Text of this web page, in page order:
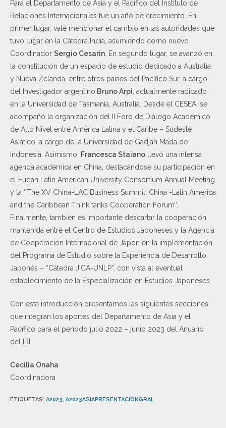
Para el Departamento de Asia y el Pacífico del Instituto de
Relaciones Internacionales fue un año de crecimiento. En
primer lugar, vale mencionar el cambio en las autoridades que
tuvo lugar en la Cátedra India, asumiendo como nuevo
Coordinador Sergio Cesarin . En segundo lugar, se avanzó en
la constitución de un espacio de estudio dedicado a Australia
y Nueva Zelanda, entre otros países del Pacífico Sur, a cargo
del Investigador argentino Bruno Arpi , actualmente radicado
en la Universidad de Tasmania, Australia. Desde el CESEA, se
acompañó la organización del II Foro de Diálogo Académico
de Alto Nivel entre América Latina y el Caribe – Sudeste
Asiático, a cargo de la Universidad de Gadjah Mada de
Indonesia. Asimismo,
Francesca Staiano llevó una intensa
agenda académica en China, destacándose su participación en
el Fudan Latin American University Consortium Annual Meeting
y la ‘‘The XV China-LAC Business Summit: China -Latin America
and the Caribbean Think tanks Cooperation Forum’’.
Finalmente, también es importante descartar la cooperación
mantenida entre el Centro de Estudios Japoneses y la Agencia
de Cooperación Internacional de Japón en la implementación
del Programa de Estudio sobre la Experiencia de Desarrollo
Japonés – “Cátedra JICA-UNLP”, con vista al eventual
establecimiento de la Especialización en Estudios Japoneses.
Con esta introducción presentamos las siguientes secciones
que integran los aportes del Departamento de Asia y el
Pacífico para el periodo julio 2022 – junio 2023 del Anuario
del IRI.
Cecilia Onaha
Coordinadora
ETIQUETAS: A2023, A2023ASIAPRESENTACIONGRAL